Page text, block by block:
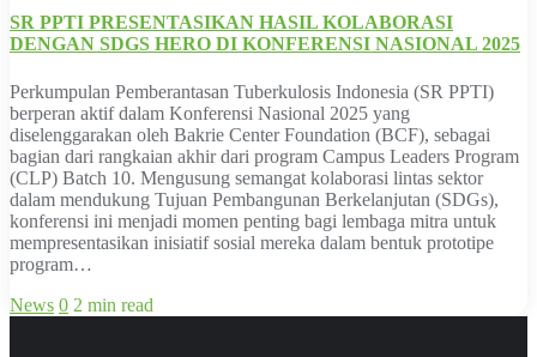
SR PPTI PRESENTASIKAN HASIL KOLABORASI
DENGAN SDGS HERO DI KONFERENSI NASIONAL 2025
Perkumpulan Pemberantasan Tuberkulosis Indonesia (SR PPTI)
berperan aktif dalam Konferensi Nasional 2025 yang
diselenggarakan oleh Bakrie Center Foundation (BCF), sebagai
bagian dari rangkaian akhir dari program Campus Leaders Program
(CLP) Batch 10. Mengusung semangat kolaborasi lintas sektor
dalam mendukung Tujuan Pembangunan Berkelanjutan (SDGs),
konferensi ini menjadi momen penting bagi lembaga mitra untuk
mempresentasikan inisiatif sosial mereka dalam bentuk prototipe
program…
News 0 2 min read